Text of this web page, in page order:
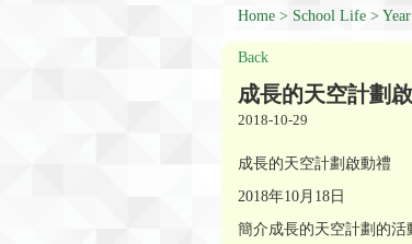
Home School Life
Back
成長的天空計劃
2018-10-29
成長的天空計劃啟動禮
2018年10月18日
簡介成長的天空計劃的活